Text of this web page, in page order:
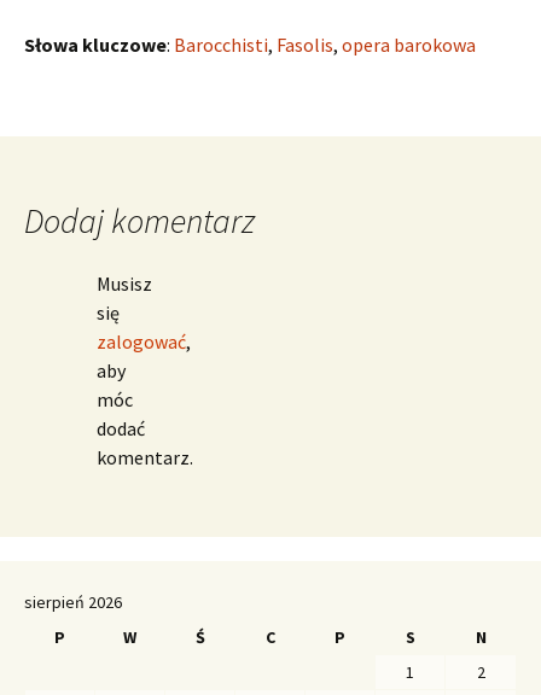
Słowa kluczowe: Barocchisti, Fasolis, opera barokowa
Dodaj komentarz
Musisz
się
zalogować,
aby
móc
dodać
komentarz.
sierpień 2026
P
W Ś C P S N
1
2